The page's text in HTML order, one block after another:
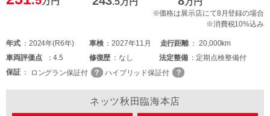
※価格は展示店にて8月登録の場合
※消費税10%込み
年式 2024年(R6年) 車検 2027年11月 走行距離
20,000km
車両評価点 4.5 修復歴 なし 法定整備
定期点検整備付
保証
ロングラン保証付 ハイブリッド保証付
ネッツ秋田臨海本店